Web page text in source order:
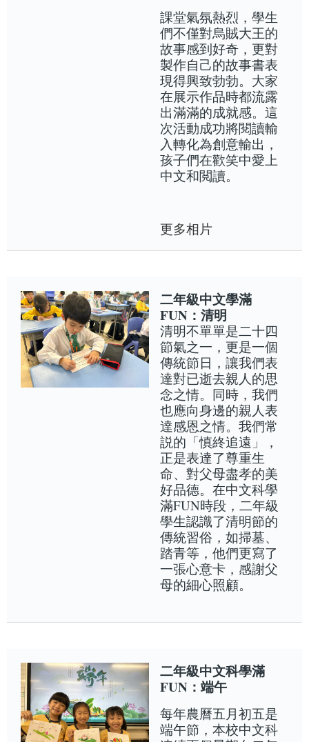
課堂氣氛熱烈，學生
們不僅對烏賊大王的
故事感到好奇，更對
製作自己的故事書表
現得興致勃勃。大家
在展示作品時都流露
出滿滿的成就感。這
次活動成功將閱讀輸
入轉化為創意輸出，
孩子們在歡笑中愛上
中文和閲讀。
更多相片
二年級中文學滿
FUN：清明
清明不單單是二十四
節氣之一，更是一個
傳統節日，讓我們表
達對已逝去親人的思
念之情。同時，我們
也應向身邊的親人表
達感恩之情。我們常
説的「慎終追遠」，
正是表達了尊重生
命、對父母盡孝的美
好品德。在中文科學
滿FUN時段，二年級
學生認識了清明節的
傳統習俗，如掃墓、
踏青等，他們更寫了
一張心意卡，感謝父
母的細心照顧。
二年級中文科學滿
FUN：端午
每年農曆五月初五是
端午節，本校中文科